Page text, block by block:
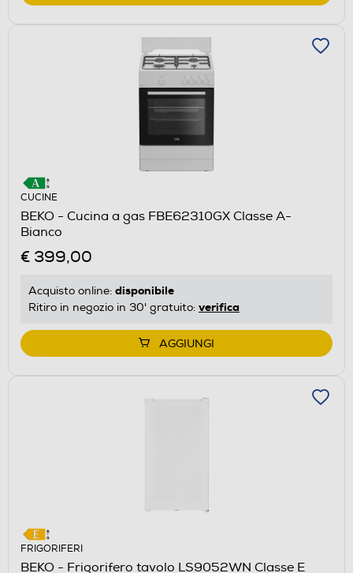
CUCINE
BEKO - Cucina a gas FBE62310GX Classe A-
Bianco
€ 399,00
Acquisto online: disponibile
Ritiro in negozio in 30' gratuito: verifica
AGGIUNGI
FRIGORIFERI
BEKO - Frigorifero tavolo LS9052WN Classe E